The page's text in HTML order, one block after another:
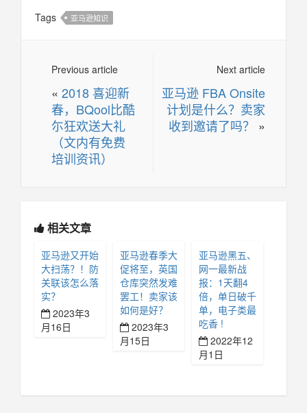
Tags 亚马逊知识
Next article
亚马逊 FBA Onsite
计划是什么？卖家
收到邀请了吗？ »
Previous article
« 2018 喜迎新
春，BQool比酷
尓狂欢送大礼
（文内有免费
培训资讯）
相关文章
亚马逊又开始
大扫荡？！防
关联该怎么落
实？
2023年3
月16日
亚马逊春季大
促将至，英国
仓库突然发难
罢工！卖家该
如何是好？
2023年3
月15日
亚马逊黑五、
网一最新战
报：1天翻4
倍，单日破千
单，电子类最
吃香 !
2022年12
月1日